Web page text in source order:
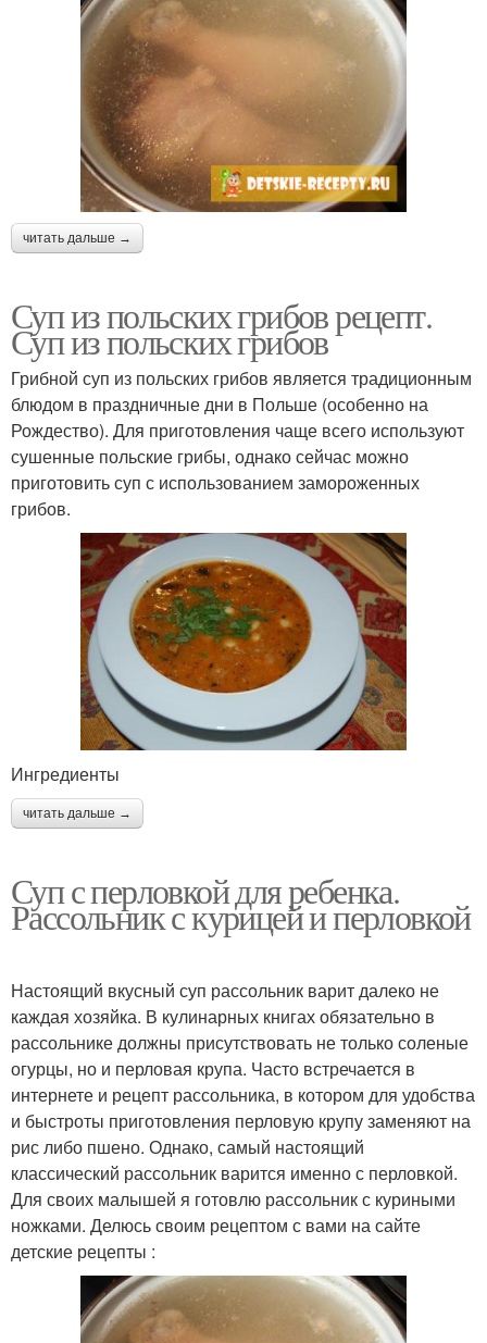
читать дальше →
Суп из польских грибов рецепт.
Суп из польских грибов
Грибной суп из польских грибов является традиционным
блюдом в праздничные дни в Польше (особенно на
Рождество). Для приготовления чаще всего используют
сушенные польские грибы, однако сейчас можно
приготовить суп с использованием замороженных
грибов.
Ингредиенты
читать дальше →
Суп с перловкой для ребенка.
Рассольник с курицей и перловкой
Настоящий вкусный суп рассольник варит далеко не
каждая хозяйка. В кулинарных книгах обязательно в
рассольнике должны присутствовать не только соленые
огурцы, но и перловая крупа. Часто встречается в
интернете и рецепт рассольника, в котором для удобства
и быстроты приготовления перловую крупу заменяют на
рис либо пшено. Однако, самый настоящий
классический рассольник варится именно с перловкой.
Для своих малышей я готовлю рассольник с куриными
ножками. Делюсь своим рецептом с вами на сайте
детские рецепты :